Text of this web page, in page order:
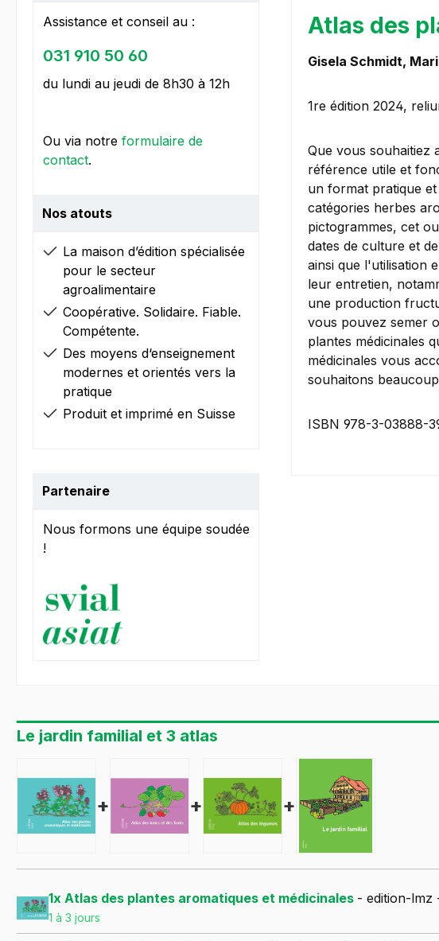
Assistance et conseil au :
031 910 50 60
du lundi au jeudi de 8h30 à 12h
Ou via notre formulaire de
contact.
Nos atouts
La maison d’édition spécialisée
pour le secteur
agroalimentaire
Coopérative. Solidaire. Fiable.
Compétente.
Des moyens d‘enseignement
modernes et orientés vers la
pratique
Produit et imprimé en Suisse
Partenaire
Nous formons une équipe soudée
!
Atlas des
Gisela Schmidt,
1re édition 2024,
Que vous souhaitiez
référence utile et
un format pratique
catégories herbes
pictogrammes, cet
dates de culture et
ainsi que l'utilisation
leur entretien,
une production
vous pouvez semer
plantes médicinales
médicinales vous
souhaitons
ISBN 978-3-03888-
Le jardin familial et 3 atlas
+ + +
1x Atlas des plantes aromatiques et médicinales - edition-lmz
1 à 3 jours